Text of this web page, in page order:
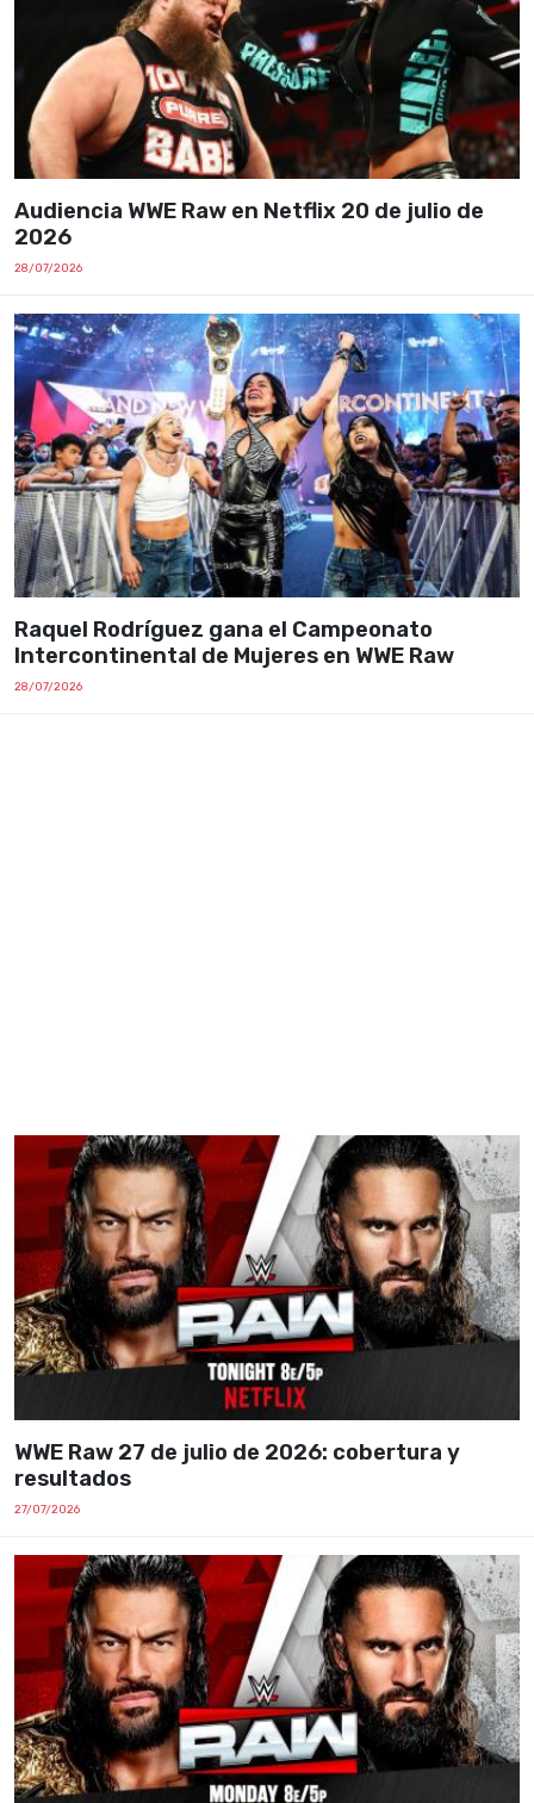
Audiencia WWE Raw en Netflix 20 de julio de
2026
28/07/2026
Raquel Rodríguez gana el Campeonato
Intercontinental de Mujeres en WWE Raw
28/07/2026
WWE Raw 27 de julio de 2026: cobertura y
resultados
27/07/2026